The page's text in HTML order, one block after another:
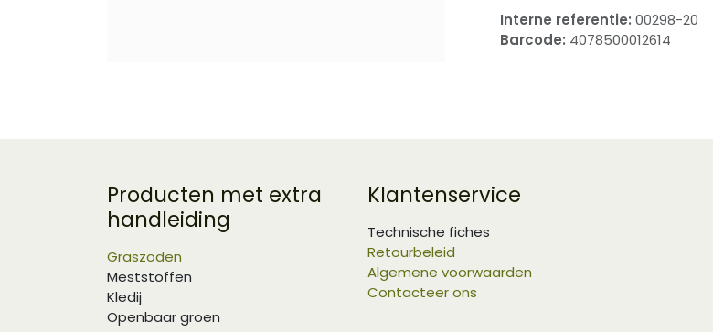
Interne referentie: 00298-20
Barcode: 4078500012614
Producten met extra
handleiding
Graszoden
Meststoffen
Kledij
Openbaar groen
Klantenservice
Technische fiches
Retourbeleid
Algemene voorwaarden
Contacteer ons